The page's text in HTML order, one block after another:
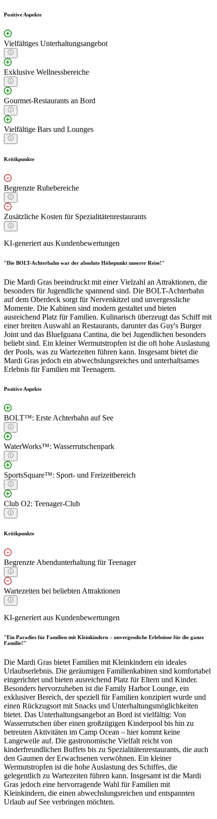
Positive Aspekte
Vielfältiges Unterhaltungsangebot
Exklusive Wellnessbereiche
Gourmet-Restaurants an Bord
Vielfältige Bars und Lounges
Kritikpunkte
Begrenzte Ruhebereiche
Zusätzliche Kosten für Spezialitätenrestaurants
KI-generiert aus Kundenbewertungen
"Die BOLT-Achterbahn war der absolute Höhepunkt unserer Reise!"
Die Mardi Gras beeindruckt mit einer Vielzahl an Attraktionen, die
besonders für Jugendliche spannend sind. Die BOLT-Achterbahn
auf dem Oberdeck sorgt für Nervenkitzel und unvergessliche
Momente. Die Kabinen sind modern gestaltet und bieten
ausreichend Platz für Familien. Kulinarisch überzeugt das Schiff mit
einer breiten Auswahl an Restaurants, darunter das Guy's Burger
Joint und das BlueIguana Cantina, die bei Jugendlichen besonders
beliebt sind. Ein kleiner Wermutstropfen ist die oft hohe Auslastung
der Pools, was zu Wartezeiten führen kann. Insgesamt bietet die
Mardi Gras jedoch ein abwechslungsreiches und unterhaltsames
Erlebnis für Familien mit Teenagern.
Positive Aspekte
BOLT™: Erste Achterbahn auf See
WaterWorks™: Wasserrutschenpark
SportsSquare™: Sport- und Freizeitbereich
Club O2: Teenager-Club
Kritikpunkte
Begrenzte Abendunterhaltung für Teenager
Wartezeiten bei beliebten Attraktionen
KI-generiert aus Kundenbewertungen
"Ein Paradies für Familien mit Kleinkindern – unvergessliche Erlebnisse für die ganze
Familie!"
Die Mardi Gras bietet Familien mit Kleinkindern ein ideales
Urlaubserlebnis. Die geräumigen Familienkabinen sind komfortabel
eingerichtet und bieten ausreichend Platz für Eltern und Kinder.
Besonders hervorzuheben ist die Family Harbor Lounge, ein
exklusiver Bereich, der speziell für Familien konzipiert wurde und
einen Rückzugsort mit Snacks und Unterhaltungsmöglichkeiten
bietet. Das Unterhaltungsangebot an Bord ist vielfältig: Von
Wasserrutschen über einen großzügigen Kinderpool bis hin zu
betreuten Aktivitäten im Camp Ocean – hier kommt keine
Langeweile auf. Die gastronomische Vielfalt reicht von
kinderfreundlichen Buffets bis zu Spezialitätenrestaurants, die auch
den Gaumen der Erwachsenen verwöhnen. Ein kleiner
Wermutstropfen ist die hohe Auslastung des Schiffes, die
gelegentlich zu Wartezeiten führen kann. Insgesamt ist die Mardi
Gras jedoch eine hervorragende Wahl für Familien mit
Kleinkindern, die einen abwechslungsreichen und entspannten
Urlaub auf See verbringen möchten.